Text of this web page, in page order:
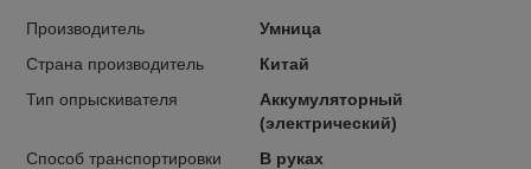
Производитель
Умница
Страна производитель
Китай
Тип опрыскивателя
Аккумуляторный
(электрический)
Способ транспортировки
В руках